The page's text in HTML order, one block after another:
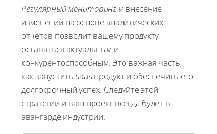
Регулярный мониторинг и внесение
изменений на основе аналитических
отчетов позволит вашему продукту
оставаться актуальным и
конкурентоспособным. Это важная часть,
как запустить saas продукт и обеспечить его
долгосрочный успех. Следуйте этой
стратегии и ваш проект всегда будет в
авангарде индустрии.